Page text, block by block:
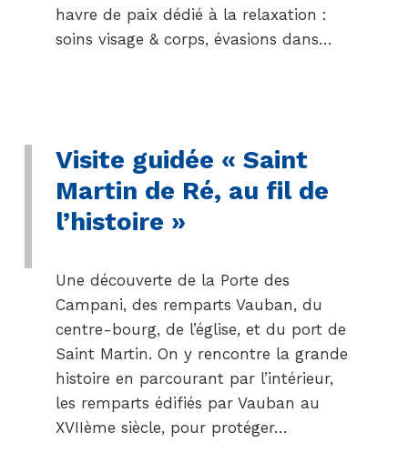
havre de paix dédié à la relaxation :
soins visage & corps, évasions dans…
Visite guidée « Saint
Martin de Ré, au fil de
l’histoire »
Une découverte de la Porte des
Campani, des remparts Vauban, du
centre-bourg, de l’église, et du port de
Saint Martin. On y rencontre la grande
histoire en parcourant par l’intérieur,
les remparts édifiés par Vauban au
XVIIème siècle, pour protéger…